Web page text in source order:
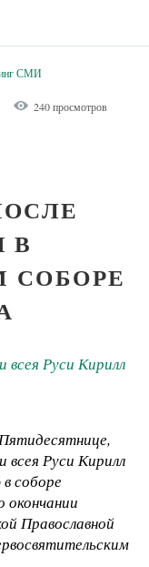
СМИ
240 просмотров
В
СОБОРЕ
Руси Кирилл
Руси Кирилл
соборе
окончании
Православной